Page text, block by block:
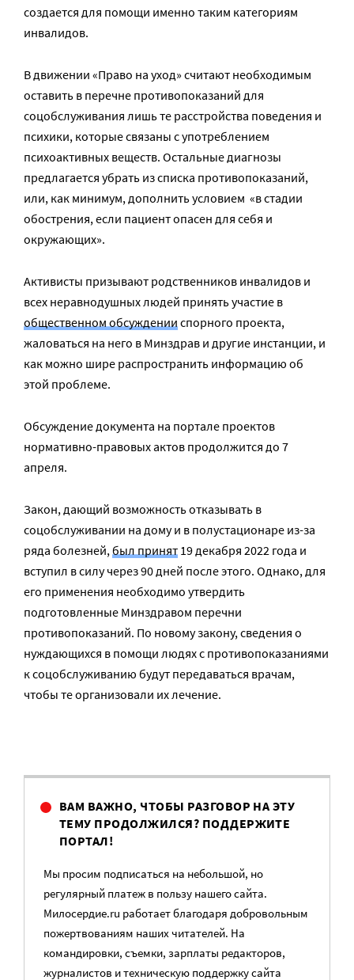
создается для помощи именно таким категориям
инвалидов.
В движении «Право на уход» считают необходимым
оставить в перечне противопоказаний для
соцобслуживания лишь те расстройства поведения и
психики, которые связаны с употреблением
психоактивных веществ. Остальные диагнозы
предлагается убрать из списка противопоказаний,
или, как минимум, дополнить условием «в стадии
обострения, если пациент опасен для себя и
окружающих».
Активисты призывают родственников инвалидов и
всех неравнодушных людей принять участие в
общественном обсужденииспорного проекта,
жаловаться на него в Минздрав и другие инстанции, и
как можно шире распространить информацию об
этой проблеме.
Обсуждение документа на портале проектов
нормативно-правовых актов продолжится до 7
апреля.
Закон, дающий возможность отказывать в
соцобслуживании на дому и в полустационаре из-за
ряда болезней,был принят 19 декабря 2022 года и
вступил в силу через 90 дней после этого. Однако, для
его применения необходимо утвердить
подготовленные Минздравом перечни
противопоказаний. По новому закону, сведения о
нуждающихся в помощи людях с противопоказаниями
к соцобслуживанию будут передаваться врачам,
чтобы те организовали их лечение.
ВАМ ВАЖНО, ЧТОБЫ РАЗГОВОР НА ЭТУ
ТЕМУ ПРОДОЛЖИЛСЯ? ПОДДЕРЖИТЕ
ПОРТАЛ!
Мы просим подписаться на небольшой, но
регулярный платеж в пользу нашего сайта.
Милосердие.ru работает благодаря добровольным
пожертвованиям наших читателей. На
командировки, съемки, зарплаты редакторов,
журналистов и техническую поддержку сайта